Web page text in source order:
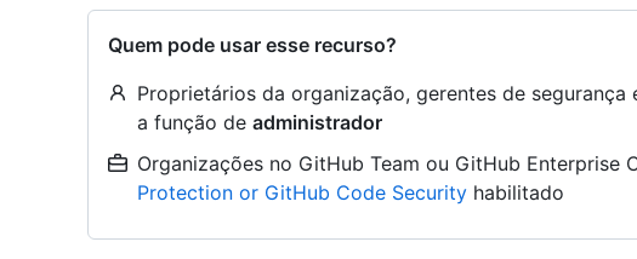
Quem pode usar esse recurso?
Proprietários da organização, gerentes de
a função de administrador
Organizações no GitHub Team ou GitHub Enterprise
Protection or GitHub Code Security habilitado